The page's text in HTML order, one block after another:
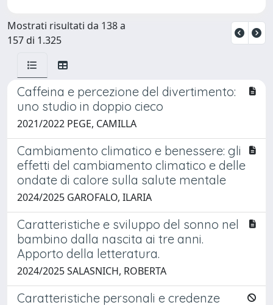
Mostrati risultati da 138 a
157 di 1.325
Caffeina e percezione del divertimento:
uno studio in doppio cieco
2021/2022 PEGE, CAMILLA
Cambiamento climatico e benessere: gli
effetti del cambiamento climatico e delle
ondate di calore sulla salute mentale
2024/2025 GAROFALO, ILARIA
Caratteristiche e sviluppo del sonno nel
bambino dalla nascita ai tre anni.
Apporto della letteratura.
2024/2025 SALASNICH, ROBERTA
Caratteristiche personali e credenze